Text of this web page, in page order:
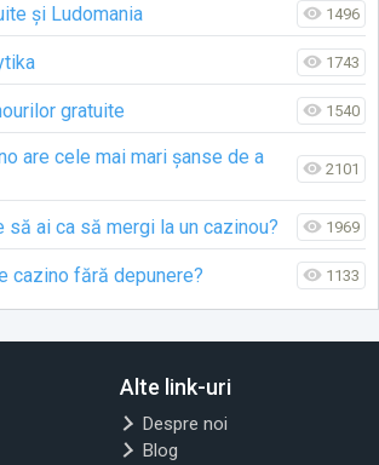
și Ludomania 1496
1743
gratuite 1540
are cele mai mari șanse de a
2101
să ai ca să mergi la un cazinou? 1969
cazino fără depunere? 1133
Alte link-uri
Despre noi
Blog